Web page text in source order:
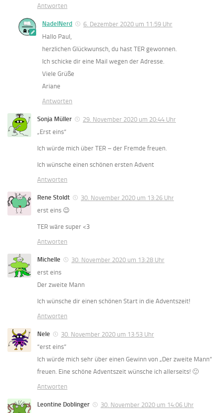
Antworten
NadelNerd
6. Dezember 2020 um 11:59 Uhr
Hallo Paul,
herzlichen Glückwunsch, du hast TER gewonnen.
Ich schicke dir eine Mail wegen der Adresse.
Viele Grüße
Ariane
Antworten
Sonja Müller
29. November 2020 um 20:44 Uhr
„Erst eins“
Ich würde mich über TER – der Fremde freuen.
Ich wünsche einen schönen ersten Advent
Antworten
Rene Stoldt
30. November 2020 um 13:26 Uhr
erst eins 😉
TER wäre super <3
Antworten
Michelle
30. November 2020 um 13:28 Uhr
erst eins
Der zweite Mann
Ich wünsche dir einen schönen Start in die Adventszeit!
Antworten
Nele
30. November 2020 um 13:53 Uhr
“erst eins”
Ich würde mich sehr über einen Gewinn von „Der zweite Mann“
freuen. Eine schöne Adventszeit wünsche ich allerseits! 🙂
Antworten
Leontine Doblinger
30. November 2020 um 14:06 Uhr